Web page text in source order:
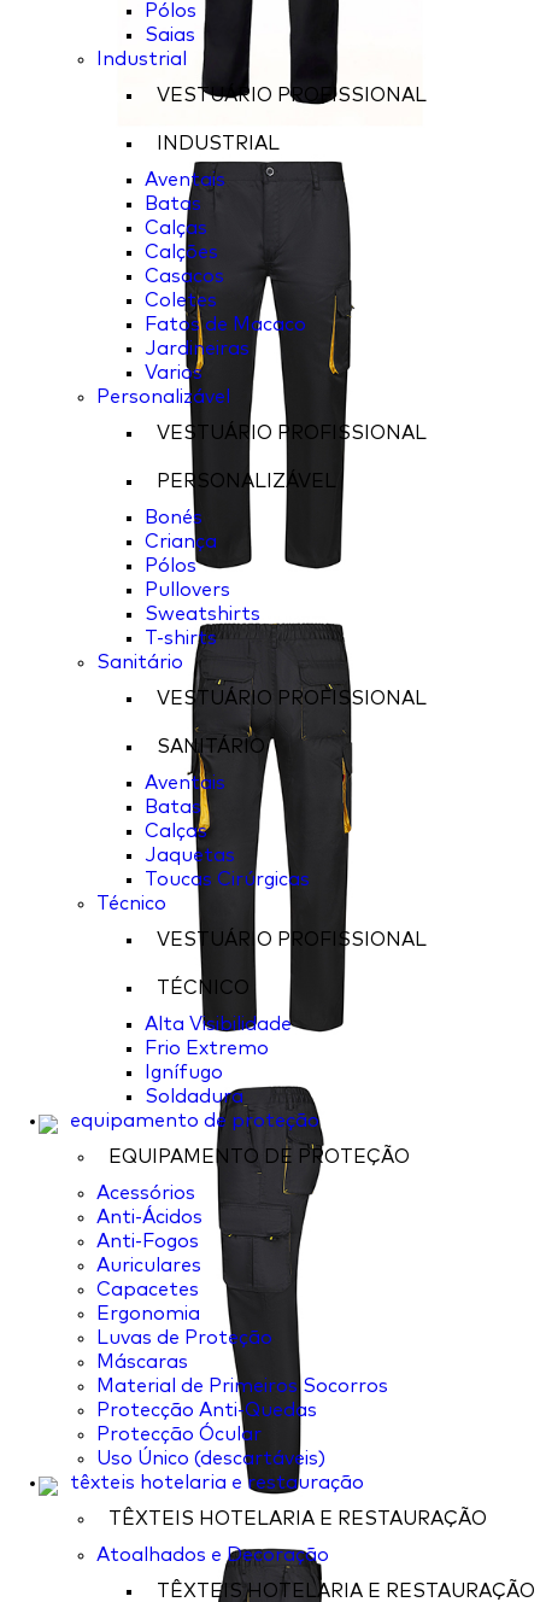
Pólos
Saias
Industrial
VESTUÁRIO PROFISSIONAL
INDUSTRIAL
Aventais
Batas
Calças
Calções
Casacos
Coletes
Fatos de Macaco
Jardineiras
Varios
Personalizável
VESTUÁRIO PROFISSIONAL
PERSONALIZÁVEL
Bonés
Criança
Pólos
Pullovers
Sweatshirts
T-shirts
Sanitário
VESTUÁRIO PROFISSIONAL
SANITÁRIO
Aventais
Batas
Calças
Jaquetas
Toucas Cirúrgicas
Técnico
VESTUÁRIO PROFISSIONAL
TÉCNICO
Alta Visibilidade
Frio Extremo
Ignífugo
Soldadura
equipamento de proteção
EQUIPAMENTO DE PROTEÇÃO
Acessórios
Anti-Ácidos
Anti-Fogos
Auriculares
Capacetes
Ergonomia
Luvas de Proteção
Máscaras
Material de Primeiros Socorros
Protecção Anti-Quedas
Protecção Ócular
Uso Único (descartáveis)
têxteis hotelaria e restauração
TÊXTEIS HOTELARIA E RESTAURAÇÃO
Atoalhados e Decoração
TÊXTEIS HOTELARIA E RESTAURAÇÃO